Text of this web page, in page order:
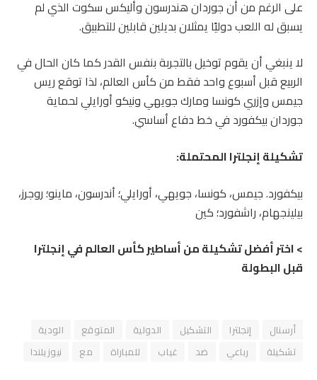
على الرغم من أن جوردان هندرسون وأليكس سكوت الذي لم
يسبق له اللعب دوليًا يمثلان بديلين قابلين للتطبيق.
لا ينبغي أن يقوم توخيل بالتجربة بنفس القدر كما كان الحال في
الربيع قبل أسبوع واحد فقط من كأس العالم، لذا توقع ريس
جيمس وإزري كونسا ومارك جويهي ونيكو أورايلي لحماية
جوردان بيكفورد في خط دفاع أساسي.
تشكيلة إنجلترا المحتملة:
بيكفورد. جيمس، كونسا، جويهي، أورايلي؛ أندرسون، ماينو؛ روجرز،
بيلينجهام، راشفورد؛ كين
> اختر أفضل تشكيلة من أساطير كأس العالم في إنجلترا
قبل البطولة
أرسنال إنجلترا التشكيل الدولية المتوقع
الودية
تشكيلة
رباعي ضد غياب للمباراة مع نيوزيلندا